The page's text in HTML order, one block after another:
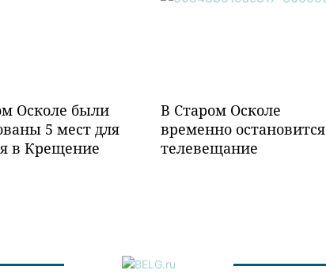
Осколе были
5 мест для
в Крещение
В Старом Осколе
временно остановится
телевещание